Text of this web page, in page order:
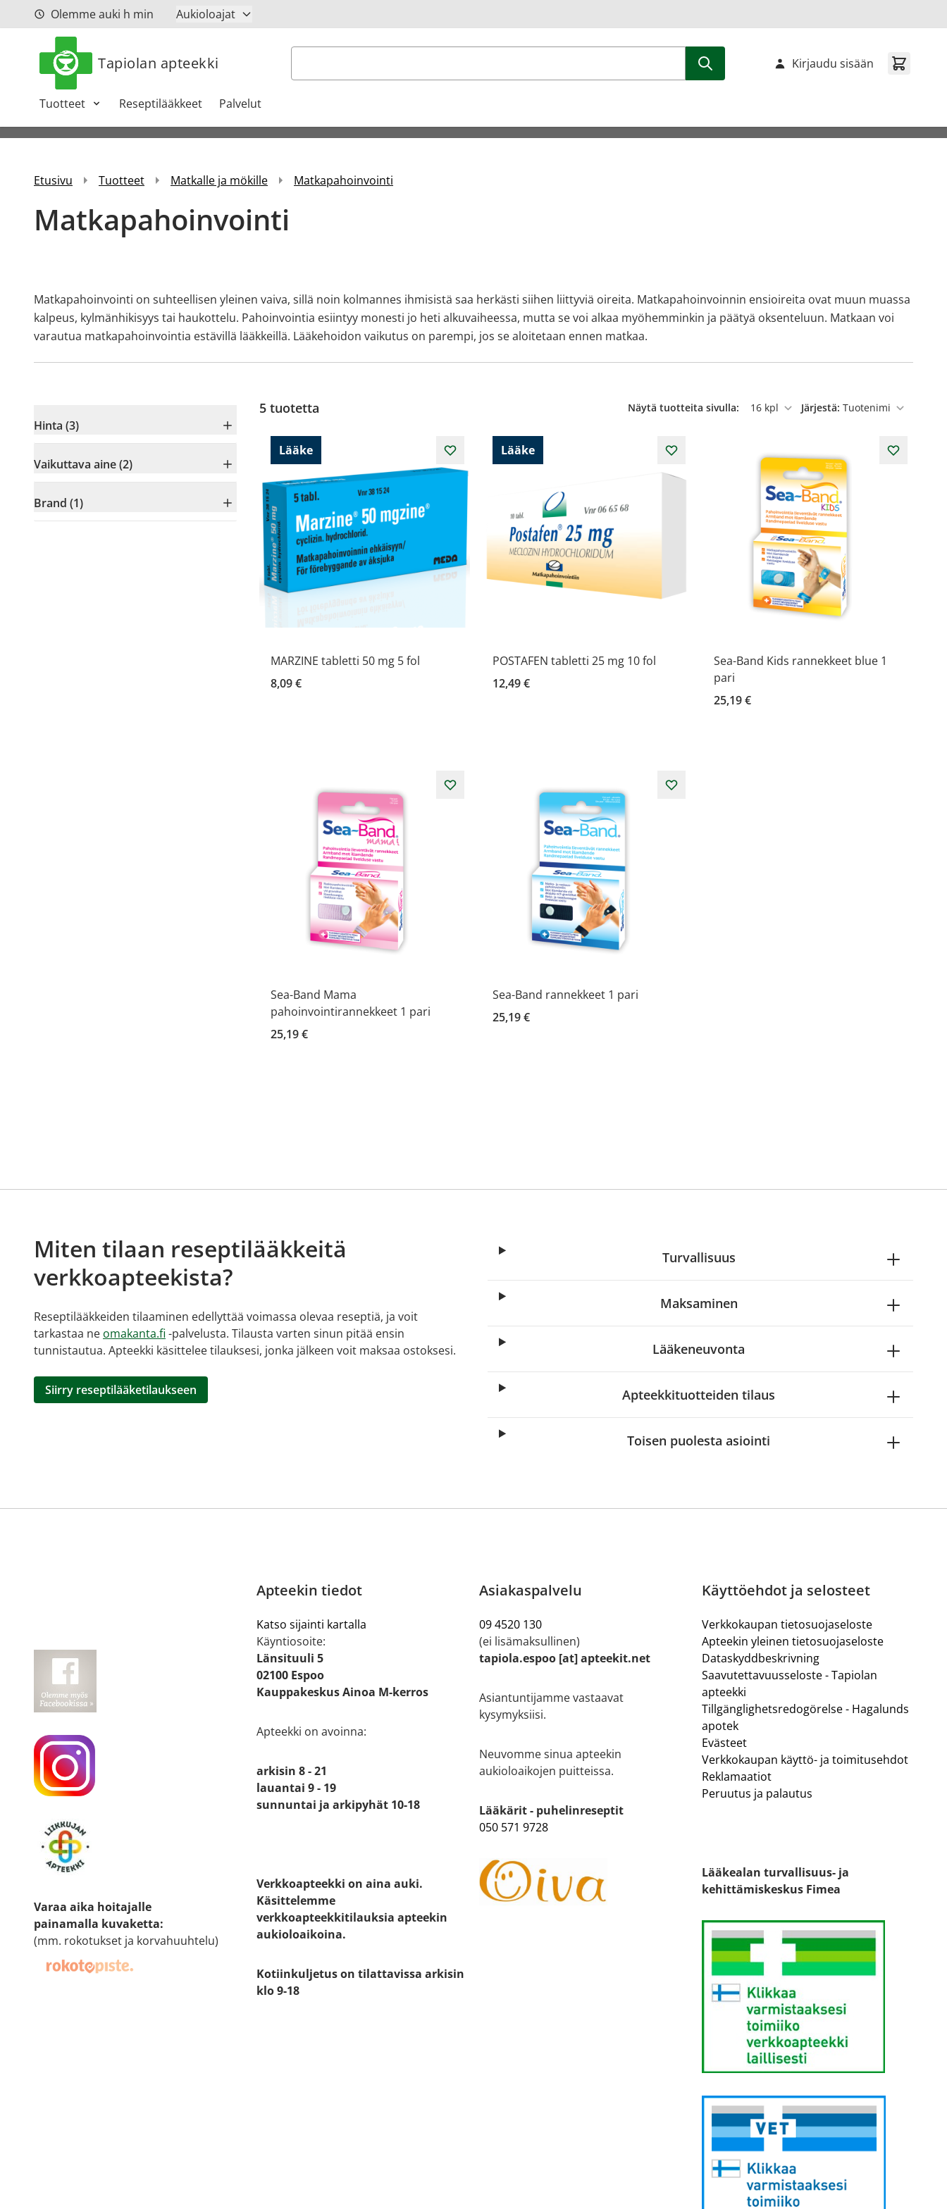
Siirry sisältöönOlemme auki h min Aukioloajat
Tapiolan apteekki Haku
Tuotteet Reseptilääkkeet Palvelut
Kirjaudu sisään
Etusivu Tuotteet Matkalle ja mökille Matkapahoinvointi
Matkapahoinvointi
Matkapahoinvointi on suhteellisen yleinen vaiva, sillä noin kolmannes ihmisistä saa herkästi siihen liittyviä oireita. Matkapahoinvoinnin ensioireita ovat muun muassa
kalpeus, kylmänhikisyys tai haukottelu. Pahoinvointia esiintyy monesti jo heti alkuvaiheessa, mutta se voi alkaa myöhemminkin ja päätyä oksenteluun. Matkaan voi
varautua matkapahoinvointia estävillä lääkkeillä. Lääkehoidon vaikutus on parempi, jos se aloitetaan ennen matkaa.
Hinta (3)
Vaikuttava aine (2)
Brand (1)
5 tuotetta Näytä tuotteita sivulla:
per sivu
Järjestä:
Lääke
MARZINE tabletti 50 mg 5 fol
8,09 €
Lääke
POSTAFEN tabletti 25 mg 10 fol
12,49 €
Sea-Band Kids rannekkeet blue 1
pari
25,19 €
Sea-Band Mama
pahoinvointirannekkeet 1 pari
25,19 €
Sea-Band rannekkeet 1 pari
25,19 €
Miten tilaan reseptilääkkeitä
verkkoapteekista?
Reseptilääkkeiden tilaaminen edellyttää voimassa olevaa reseptiä, ja voit
tarkastaa ne omakanta.fi -palvelusta. Tilausta varten sinun pitää ensin
tunnistautua. Apteekki käsittelee tilauksesi, jonka jälkeen voit maksaa ostoksesi.
Siirry reseptilääketilaukseen
Turvallisuus
Maksaminen
Lääkeneuvonta
Apteekkituotteiden tilaus
Toisen puolesta asiointi
Varaa aika hoitajalle
painamalla kuvaketta:
(mm. rokotukset ja korvahuuhtelu)
Apteekin tiedot
Katso sijainti kartalla
Käyntiosoite:
Länsituuli 5
02100 Espoo
Kauppakeskus Ainoa M-kerros
Apteekki on avoinna:
arkisin 8 - 21
lauantai 9 - 19
sunnuntai ja arkipyhät 10-18
Verkkoapteekki on aina auki.
Käsittelemme
verkkoapteekkitilauksia apteekin
aukioloaikoina.
Kotiinkuljetus on tilattavissa arkisin
klo 9-18
Asiakaspalvelu
09 4520 130
(ei lisämaksullinen)
tapiola.espoo [at] apteekit.net
Asiantuntijamme vastaavat
kysymyksiisi.
Neuvomme sinua apteekin
aukioloaikojen puitteissa.
Lääkärit - puhelinreseptit
050 571 9728
Käyttöehdot ja selosteet
Verkkokaupan tietosuojaseloste
Apteekin yleinen tietosuojaseloste
Dataskyddbeskrivning
Saavutettavuusseloste - Tapiolan
apteekki
Tillgänglighetsredogörelse - Hagalunds
apotek
Evästeet
Verkkokaupan käyttö- ja toimitusehdot
Reklamaatiot
Peruutus ja palautus
Lääkealan turvallisuus- ja
kehittämiskeskus Fimea